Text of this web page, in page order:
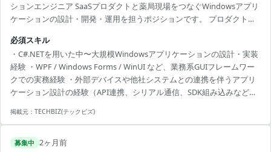
ションエンジニア SaaSプロダクトと薬局現場をつなぐWindowsアプリ
ケーションの設計・開発・運用を担うポジションです。 プロダクトマ
ントサイドの専門家として開発を担って頂きます。 薬局内の各種デバ
イス機器（レセプトコンピュータ、調剤機器、自動分包機、電子薬歴
端末等）や他社システムと、クラウド上のSaaSプロダクトをシームレ
スに連携させ、調剤から服薬指導、会計までの業務フローを一気通貫
で制御するクライアント基盤の開...
必須スキル
・C#.NETを用いた中〜大規模Windowsアプリケーションの設計・実装
経験 ・WPF / Windows Forms / WinUI など、業務系GUIフレームワー
クでの実務経験 ・外部デバイスや他社システムとの連携を伴うアプリ
ケーション設計の経験（API連携、シリアル通信、SDK組み込みなど形
方針策定を主導した経験 ・DB（RDB / NoSQL）のスキーマ設計、クエ
掲載元： TECHBIZ(テックビズ)
募集中 2ヶ月前